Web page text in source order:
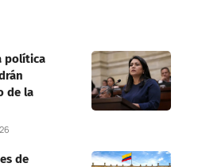
política
de la
de